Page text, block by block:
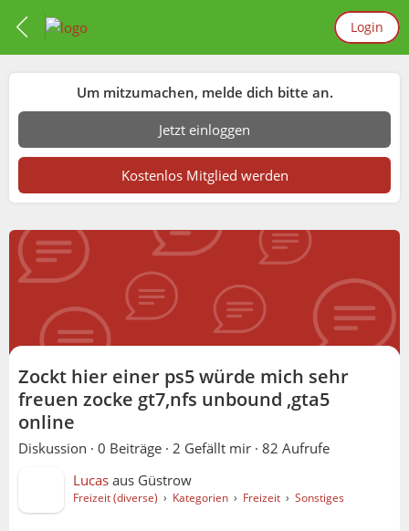
Login
Um mitzumachen, melde dich bitte an.
Jetzt einloggen
Kostenlos Mitglied werden
Zockt hier einer ps5 würde mich sehr
freuen zocke gt7,nfs unbound ,gta5
online
Diskussion · 0 Beiträge · 2 Gefällt mir · 82 Aufrufe
Lucas aus Güstrow
Freizeit (diverse) › Kategorien › Freizeit › Sonstiges